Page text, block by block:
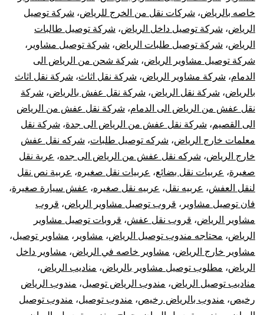
خاصه بالرياض، شركات نقل من الخرج للرياض، شركة توصيل
الرياض، شركة توصيل داخل الرياض، شركة توصيل طالبات
الرياض، شركة توصيل طلبات الرياض، شركة توصيل مشاوير ،
شركة توصيل مشاوير الرياض، شركة شحن من الرياض الى
الدمام، شركة مشاوير الرياض، شركة نقل اثاث، شركة نقل اثاث
بالرياض، شركة نقل الرياض، شركة نقل عفش بالرياض، شركة
نقل عفش من الرياض الى الدمام، شركة نقل عفش من الرياض
الى القصيم، شركة نقل عفش من الرياض الى جدة، شركة نقل
معلمات خارج الرياض، شركه توصيل طلبات، شركه نقل عفش
خارج الرياض، شركه نقل عفش من الرياض الى جده، عربة نقل
صغيرة، عربيات نقل بضائع، عربيات نقل صغيره، عربية نص نقل
لنقل العفش، عربيه نقل، عربيه نقل صغيره، عفش سيارة صغيرة،
فان توصيل مشاوير ، قروب توصيل مشاوير الرياض، قروب
مشاوير الرياض، قروب نقل عفش، قروبات توصيل مشاوير
الرياض، محتاجه مندوب توصيل الرياض، مشاوير ، مشاوير توصيل،
مشاوير خارج الرياض، مشاوير خاصه في الرياض، مشاوير داخل
الرياض، مطلوب توصيل مشاوير بالرياض، مناديب الرياض،
مناديب توصيل الرياض، مندوب الرياض توصيل، مندوب الرياض
رخيص، مندوب بالرياض رخيص، مندوب توصيل، مندوب توصيل